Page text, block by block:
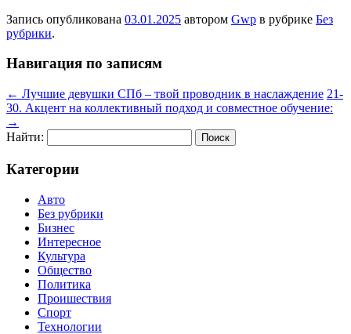
Запись опубликована 03.01.2025 автором Gwp в рубрике Без
рубрики.
Навигация по записям
← Лучшие девушки СПб – твой проводник в наслаждение 21-
30. Акцент на коллективный подход и совместное обучение:
→
Найти:
Категории
Авто
Без рубрики
Бизнес
Интересное
Культура
Общество
Политика
Проишествия
Спорт
Технологии